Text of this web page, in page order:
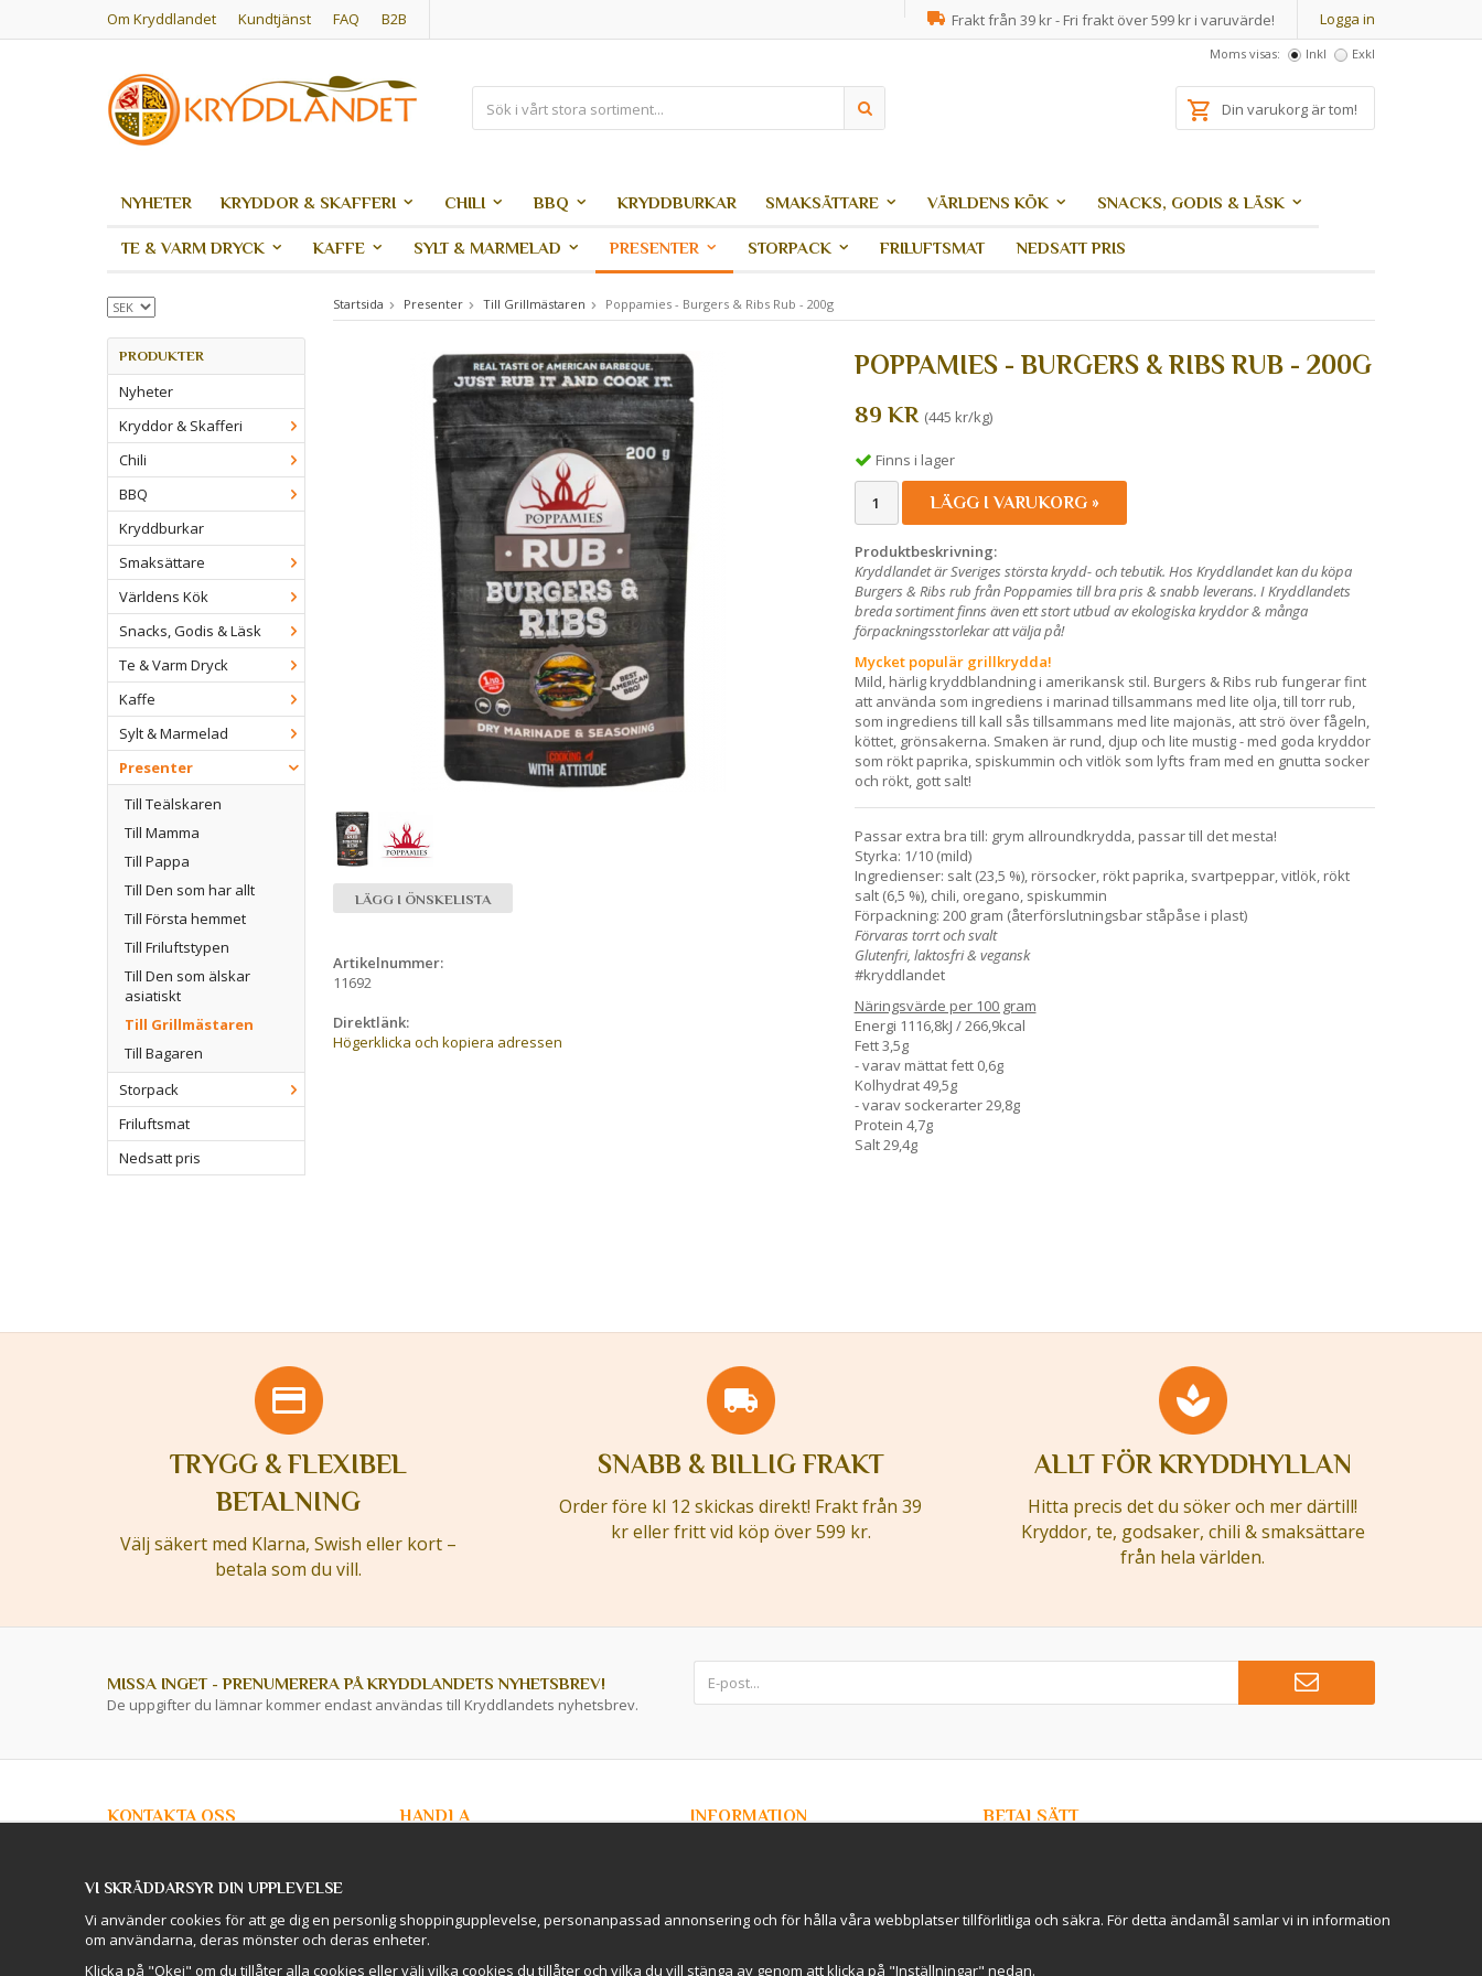
Om Kryddlandet Kundtjänst FAQ B2B Logga in
Frakt från 39 kr - Fri frakt över 599 kr i varuvärde!
Moms visas: Inkl Exkl
Din varukorg är tom!
NYHETER KRYDDOR & SKAFFERI CHILI BBQ KRYDDBURKAR SMAKSÄTTARE VÄRLDENS KÖK SNACKS, GODIS & LÄSK
TE & VARM DRYCK KAFFE SYLT & MARMELAD PRESENTER STORPACK FRILUFTSMAT NEDSATT PRIS
PRODUKTER
Nyheter
Kryddor & Skafferi
Chili
BBQ
Kryddburkar
Smaksättare
Världens Kök
Snacks, Godis & Läsk
Te & Varm Dryck
Kaffe
Sylt & Marmelad
Presenter
Till Teälskaren
Till Mamma
Till Pappa
Till Den som har allt
Till Första hemmet
Till Friluftstypen
Till Den som älskar
asiatiskt
Till Grillmästaren
Till Bagaren
Storpack
Friluftsmat
Nedsatt pris
Startsida Presenter Till Grillmästaren Poppamies - Burgers & Ribs Rub - 200g
POPPAMIES - BURGERS & RIBS RUB - 200G
89 KR (445 kr/kg)
Finns i lager
LÄGG I VARUKORG »
Produktbeskrivning:
Kryddlandet är Sveriges största krydd- och tebutik. Hos Kryddlandet kan du köpa
Burgers & Ribs rub från Poppamies till bra pris & snabb leverans. I Kryddlandets
breda sortiment finns även ett stort utbud av ekologiska kryddor & många
förpackningsstorlekar att välja på!
Mycket populär grillkrydda!
Mild, härlig kryddblandning i amerikansk stil. Burgers & Ribs rub fungerar fint
att använda som ingrediens i marinad tillsammans med lite olja, till torr rub,
som ingrediens till kall sås tillsammans med lite majonäs, att strö över fågeln,
köttet, grönsakerna. Smaken är rund, djup och lite mustig - med goda kryddor
som rökt paprika, spiskummin och vitlök som lyfts fram med en gnutta socker
och rökt, gott salt!
Passar extra bra till: grym allroundkrydda, passar till det mesta!
Styrka: 1/10 (mild)
Ingredienser: salt (23,5 %), rörsocker, rökt paprika, svartpeppar, vitlök, rökt
salt (6,5 %), chili, oregano, spiskummin
Förpackning: 200 gram (återförslutningsbar ståpåse i plast)
Förvaras torrt och svalt
Glutenfri, laktosfri & vegansk
#kryddlandet
Näringsvärde per 100 gram
Energi 1116,8kJ / 266,9kcal
Fett 3,5g
- varav mättat fett 0,6g
Kolhydrat 49,5g
- varav sockerarter 29,8g
Protein 4,7g
Salt 29,4g
LÄGG I ÖNSKELISTA
Artikelnummer:
11692
Direktlänk:
Högerklicka och kopiera adressen
TRYGG & FLEXIBEL
BETALNING
Välj säkert med Klarna, Swish eller kort –
betala som du vill.
SNABB & BILLIG FRAKT
Order före kl 12 skickas direkt! Frakt från 39
kr eller fritt vid köp över 599 kr.
ALLT FÖR KRYDDHYLLAN
Hitta precis det du söker och mer därtill!
Kryddor, te, godsaker, chili & smaksättare
från hela världen.
MISSA INGET - PRENUMERERA PÅ KRYDDLANDETS NYHETSBREV!
De uppgifter du lämnar kommer endast användas till Kryddlandets nyhetsbrev.
KONTAKTA OSS
Följ oss på Instagram!
HANDLA
Lagershop / Orderavhämtning i
Skellefteå
Logga in
INFORMATION
International Shipping
BETALSÄTT
VI SKRÄDDARSYR DIN UPPLEVELSE
Vi använder cookies för att ge dig en personlig shoppingupplevelse, personanpassad annonsering och för hålla våra webbplatser tillförlitliga och säkra. För detta ändamål samlar vi in information
om användarna, deras mönster och deras enheter.
Klicka på "Okej" om du tillåter alla cookies eller välj vilka cookies du tillåter och vilka du vill stänga av genom att klicka på "Inställningar" nedan.